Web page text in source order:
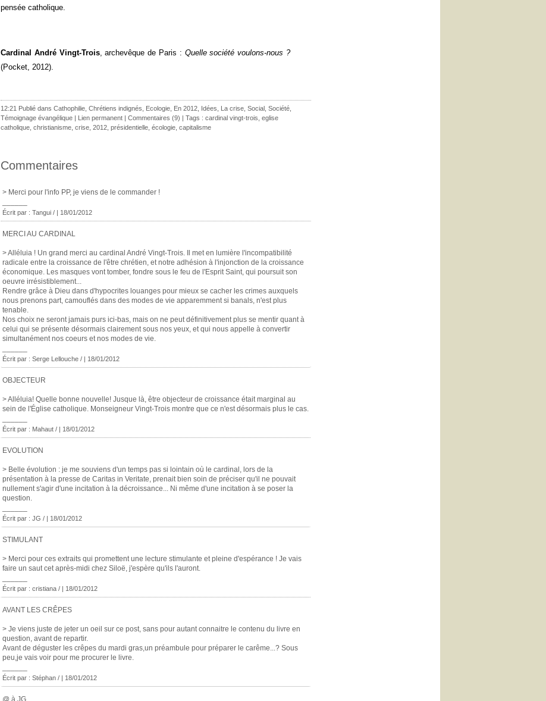
pensée catholique.
Cardinal André Vingt-Trois, archevêque de Paris : Quelle société voulons-nous ?
(Pocket, 2012).
12:21 Publié dans Cathophilie Chrétiens indignés Ecologie En 2012 Idées La crise Social Société
Témoignage évangélique | Lien permanent | Commentaires (9) | Tags : cardinal vingt-trois eglise
catholique christianisme crise 2012 présidentielle écologie capitalisme
Commentaires
> Merci pour l'info PP, je viens de le commander !
Écrit par : Tangui / | 18/01/2012
MERCI AU CARDINAL
> Alléluia ! Un grand merci au cardinal André Vingt-Trois. Il met en lumière l'incompatibilité
radicale entre la croissance de l'être chrétien, et notre adhésion à l'injonction de la croissance
économique. Les masques vont tomber, fondre sous le feu de l'Esprit Saint, qui poursuit son
oeuvre irrésistiblement...
Rendre grâce à Dieu dans d'hypocrites louanges pour mieux se cacher les crimes auxquels
nous prenons part, camouflés dans des modes de vie apparemment si banals, n'est plus
tenable.
Nos choix ne seront jamais purs ici-bas, mais on ne peut définitivement plus se mentir quant à
celui qui se présente désormais clairement sous nos yeux, et qui nous appelle à convertir
simultanément nos coeurs et nos modes de vie.
Écrit par : Serge Lellouche / | 18/01/2012
OBJECTEUR
> Alléluia! Quelle bonne nouvelle! Jusque là, être objecteur de croissance était marginal au
sein de l'Église catholique. Monseigneur Vingt-Trois montre que ce n'est désormais plus le cas.
Écrit par : Mahaut / | 18/01/2012
EVOLUTION
> Belle évolution : je me souviens d'un temps pas si lointain où le cardinal, lors de la
présentation à la presse de Caritas in Veritate, prenait bien soin de préciser qu'il ne pouvait
nullement s'agir d'une incitation à la décroissance... Ni même d'une incitation à se poser la
question.
Écrit par : JG / | 18/01/2012
STIMULANT
> Merci pour ces extraits qui promettent une lecture stimulante et pleine d'espérance ! Je vais
faire un saut cet après-midi chez Siloë, j'espère qu'ils l'auront.
Écrit par : cristiana / | 18/01/2012
AVANT LES CRÊPES
> Je viens juste de jeter un oeil sur ce post, sans pour autant connaitre le contenu du livre en
question, avant de repartir.
Avant de déguster les crêpes du mardi gras,un préambule pour préparer le carême...? Sous
peu,je vais voir pour me procurer le livre.
Écrit par : Stéphan / | 18/01/2012
@ à JG